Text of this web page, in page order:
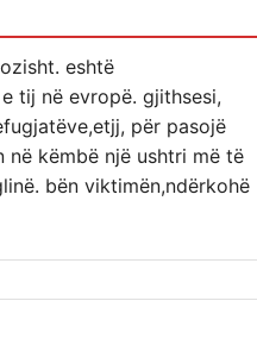
eshtë
tij në evropë. gjithsesi,
për pasojë
këmbë një ushtri më të
bën viktimën,ndërkohë